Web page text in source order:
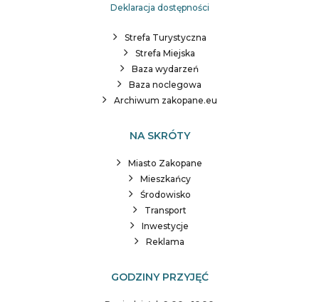
Deklaracja dostępności
Strefa Turystyczna
Strefa Miejska
Baza wydarzeń
Baza noclegowa
Archiwum zakopane.eu
NA SKRÓTY
Miasto Zakopane
Mieszkańcy
Środowisko
Transport
Inwestycje
Reklama
GODZINY PRZYJĘĆ